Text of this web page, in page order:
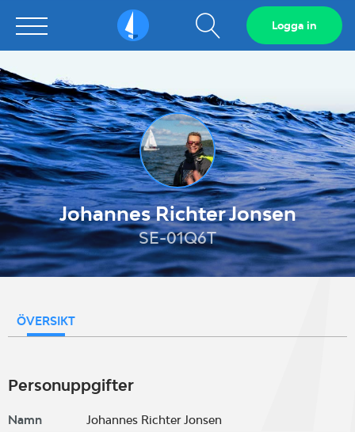
Sailarena Visa
sökfält
Logga in
Johannes Richter Jonsen
SE-01Q6T
ÖVERSIKT
Personuppgifter
Namn
Johannes Richter Jonsen